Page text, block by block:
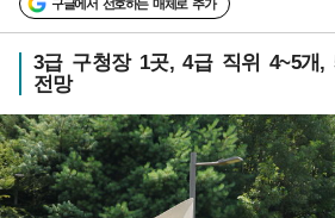
구글에서 선호하는 매체로 추가
3급 구청장 1곳, 4급 직위 4~5개
전망